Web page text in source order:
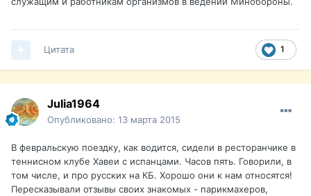
1
Цитата
Julia1964
Опубликовано: 13 марта 2015
В февральскую поездку, как водится, сидели в ресторанчике в
теннисном клубе Хавеи с испанцами. Часов пять. Говорили, в
том числе, и про русских на КБ. Хорошо они к нам относятся!
Пересказывали отзывы своих знакомых - парикмахеров,